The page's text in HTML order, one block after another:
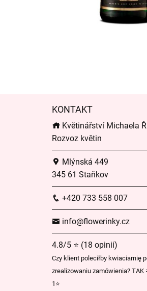
KONTAKT
Květinářství Michaela
Rozvoz květin
Mlýnská 449
345 61 Staňkov
+420 733 558 007
info@flowerinky.cz
4.8/5 ⭐ (18 opinii)
Czy klient poleciłby kwiaciarnię
zrealizowaniu zamówienia? TAK
1⭐